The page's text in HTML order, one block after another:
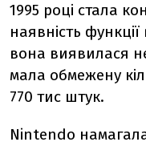
1995 році стала
наявність функції
вона виявилася
мала обмежену
770 тис штук.
Nintendo